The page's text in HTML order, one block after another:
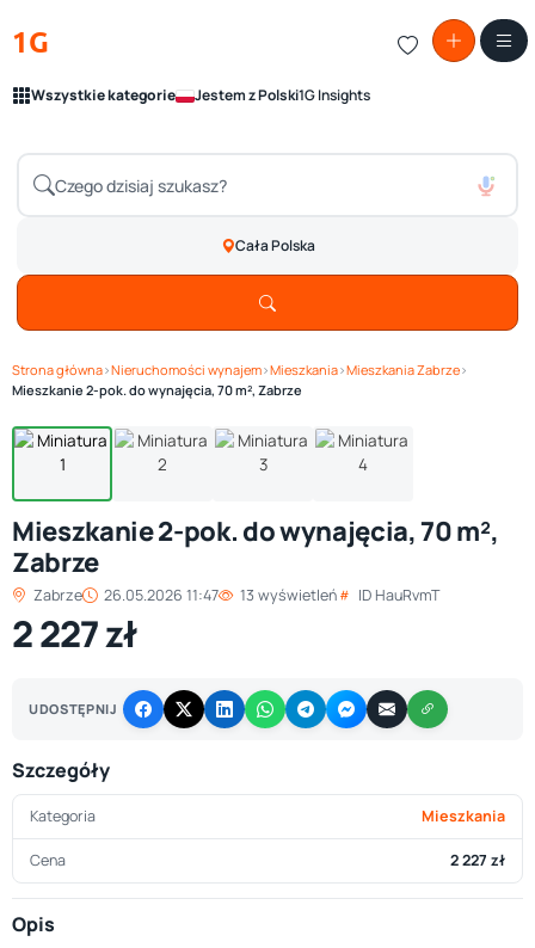
1G
Wszystkie kategorie Jestem z Polski1G Insights
Cała Polska
Strona główna›Nieruchomości wynajem›Mieszkania›Mieszkania Zabrze›
Mieszkanie 2-pok. do wynajęcia, 70 m², Zabrze
1/ 4 Zobacz galerię
Mieszkanie 2-pok. do wynajęcia, 70 m²,
Zabrze
Zabrze 26.05.2026 11:47 13 wyświetleń ID HauRvmT
2 227 zł
UDOSTĘPNIJ
Szczegóły
Kategoria Mieszkania
Cena 2 227 zł
Opis